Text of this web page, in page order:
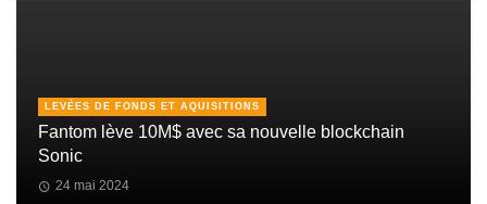
LEVÉES DE FONDS ET AQUISITIONS
Fantom lève 10M$ avec sa nouvelle blockchain
Sonic
24 mai 2024